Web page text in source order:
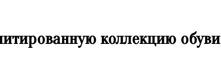
коллекцию